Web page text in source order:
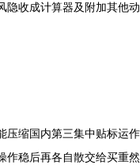
隐收成计算器及附加其他动
压缩国内第三集中贴标运作
作稳后再各自散交给买重然